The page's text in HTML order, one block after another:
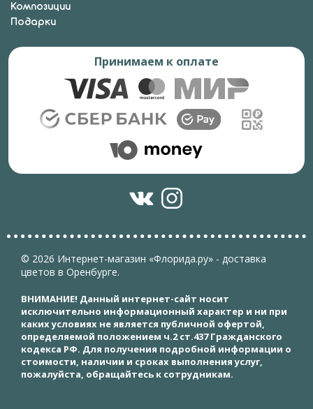
Композиции
Подарки
Принимаем к оплате
© 2026 Интернет-магазин «Флорида.ру» - доставка
цветов в Оренбурге.
ВНИМАНИЕ! Данный интернет-сайт носит
исключительно информационный характер и ни при
каких условиях не является публичной офертой,
определяемой положением ч.2 ст.437 Гражданского
кодекса РФ. Для получения подробной информации о
стоимости, наличии и сроках выполнения услуг,
пожалуйста, обращайтесь к сотрудникам.